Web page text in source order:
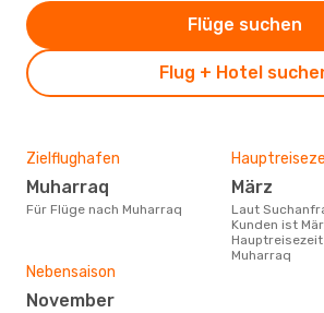
Flug + Hotel
Flüge suchen
Zielflughafen
Muharraq
Für Flüge nach Muharraq
März
Laut Suchanfragen unserer
Kunden ist
Muharraq
Nebensaison
November